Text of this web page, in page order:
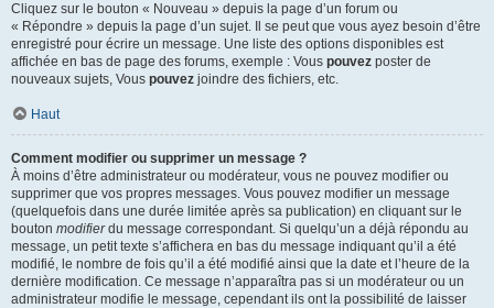
Cliquez sur le bouton « Nouveau » depuis la page d’un forum ou
« Répondre » depuis la page d’un sujet. Il se peut que vous ayez besoin d’être
enregistré pour écrire un message. Une liste des options disponibles est
affichée en bas de page des forums, exemple : Vous pouvez poster de
nouveaux sujets, Vous pouvez joindre des fichiers, etc.
Haut
Comment modifier ou supprimer un message ?
À moins d’être administrateur ou modérateur, vous ne pouvez modifier ou
supprimer que vos propres messages. Vous pouvez modifier un message
(quelquefois dans une durée limitée après sa publication) en cliquant sur le
bouton modifierdu message correspondant. Si quelqu’un a déjà répondu au
message, un petit texte s’affichera en bas du message indiquant qu’il a été
modifié, le nombre de fois qu’il a été modifié ainsi que la date et l’heure de la
dernière modification. Ce message n’apparaîtra pas si un modérateur ou un
administrateur modifie le message, cependant ils ont la possibilité de laisser